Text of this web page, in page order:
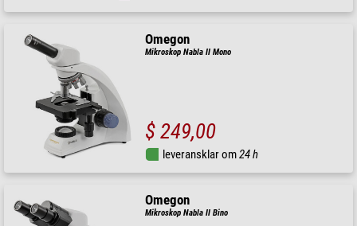
Omegon
Mikroskop Nabla II Mono
$ 249,00
leveransklar om24 h
Omegon
Mikroskop Nabla II Bino